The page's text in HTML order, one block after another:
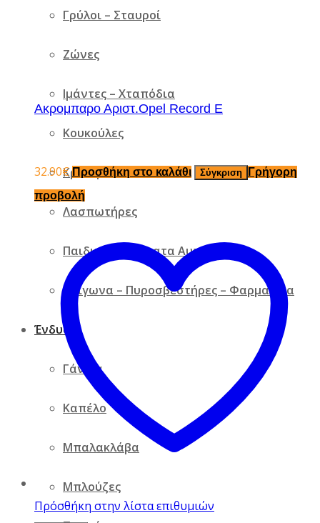
Γρύλοι – Σταυροί
Ζώνες
Ιμάντες – Χταπόδια
Κουκούλες
Κράνη
Λασπωτήρες
Παιδικά Καθίσματα Αυτοκινήτου
Τρίγωνα – Πυροσβεστήρες – Φαρμακεία
Ένδυση
Γάντια
Καπέλο
Μπαλακλάβα
Μπλούζες
Ακρομπαρο Αριστ.Opel Record E
32.90€ Προσθήκη στο καλάθι Σύγκριση
Γρήγορη
προβολή
Πρόσθήκη στην λίστα επιθυμιών